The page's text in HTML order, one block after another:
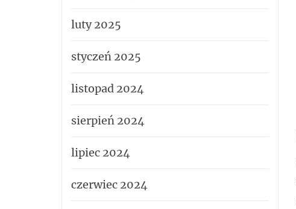
luty 2025
styczeń 2025
listopad 2024
sierpień 2024
lipiec 2024
czerwiec 2024